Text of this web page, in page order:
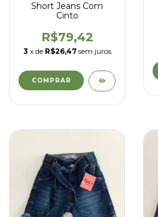
Short Jeans Com
Cinto
R$79,42
3 x de R$26,47 sem juros
COMPRAR